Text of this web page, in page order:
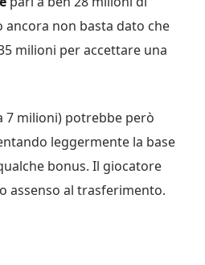
ancora non basta dato che
milioni per accettare una
7 milioni) potrebbe però
leggermente la base
bonus. Il giocatore
assenso al trasferimento.